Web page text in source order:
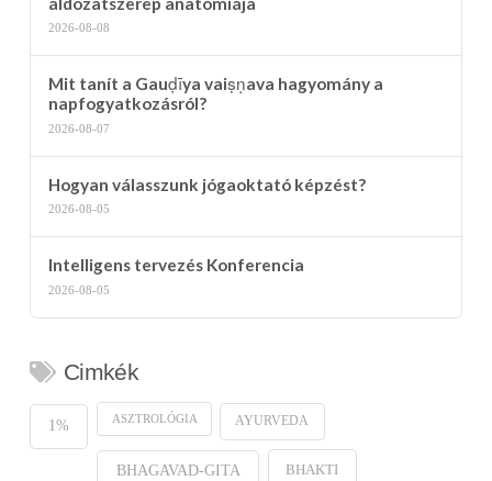
2026-08-08
Mit tanít a Gauḍīya vaiṣṇava hagyomány a
napfogyatkozásról?
2026-08-07
Hogyan válasszunk jógaoktató képzést?
2026-08-05
Intelligens tervezés Konferencia
2026-08-05
Cimkék
1% ASZTROLÓGIA AYURVEDA
BHAGAVAD-GITA BHAKTI